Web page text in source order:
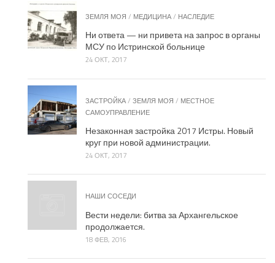
ЗЕМЛЯ МОЯ / МЕДИЦИНА/ НАСЛЕДИЕ
Ни ответа — ни привета на запрос в органы
МСУ по Истринской больнице
24 ОКТ, 2017
ЗАСТРОЙКА/ ЗЕМЛЯ МОЯ / МЕСТНОЕ
САМОУПРАВЛЕНИЕ
Незаконная застройка 2017 Истры. Новый
круг при новой администрации.
24 ОКТ, 2017
НАШИ СОСЕДИ
Вести недели: битва за Архангельское
продолжается.
18 ФЕВ, 2016